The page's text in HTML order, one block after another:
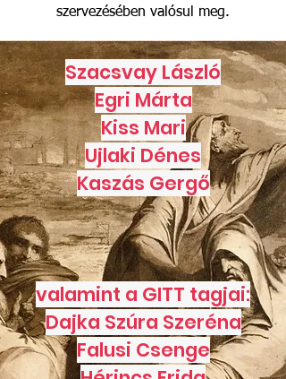
szervezésében valósul meg.
Szacsvay László
Egri Márta
Kiss Mari
Ujlaki Dénes
Kaszás Gergő
valamint a GITT tagjai:
Dajka Szúra Szeréna
Falusi Csenge